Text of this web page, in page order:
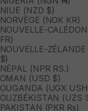
NIUE (NZD $)
NORVÈGE (NOK KR)
NOUVELLE-
FR)
NOUVELLE-
$)
NÉPAL (NPR RS.)
OMAN (USD $)
OUGANDA (UGX
OUZBÉKISTAN (UZS
PAKISTAN (PKR ₨)